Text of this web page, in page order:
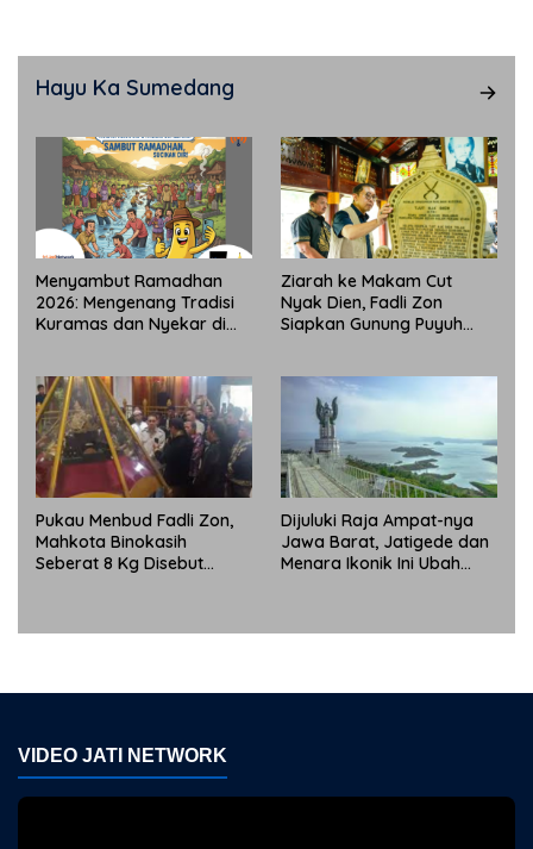
Hayu Ka Sumedang
Menyambut Ramadhan
2026: Mengenang Tradisi
Kuramas dan Nyekar di
Ziarah ke Makam Cut
Nyak Dien, Fadli Zon
Siapkan Gunung Puyuh
Pukau Menbud Fadli Zon,
Mahkota Binokasih
Seberat 8 Kg Disebut
Dijuluki Raja Ampat-nya
Jawa Barat, Jatigede dan
Menara Ikonik Ini Ubah
VIDEO JATI NETWORK